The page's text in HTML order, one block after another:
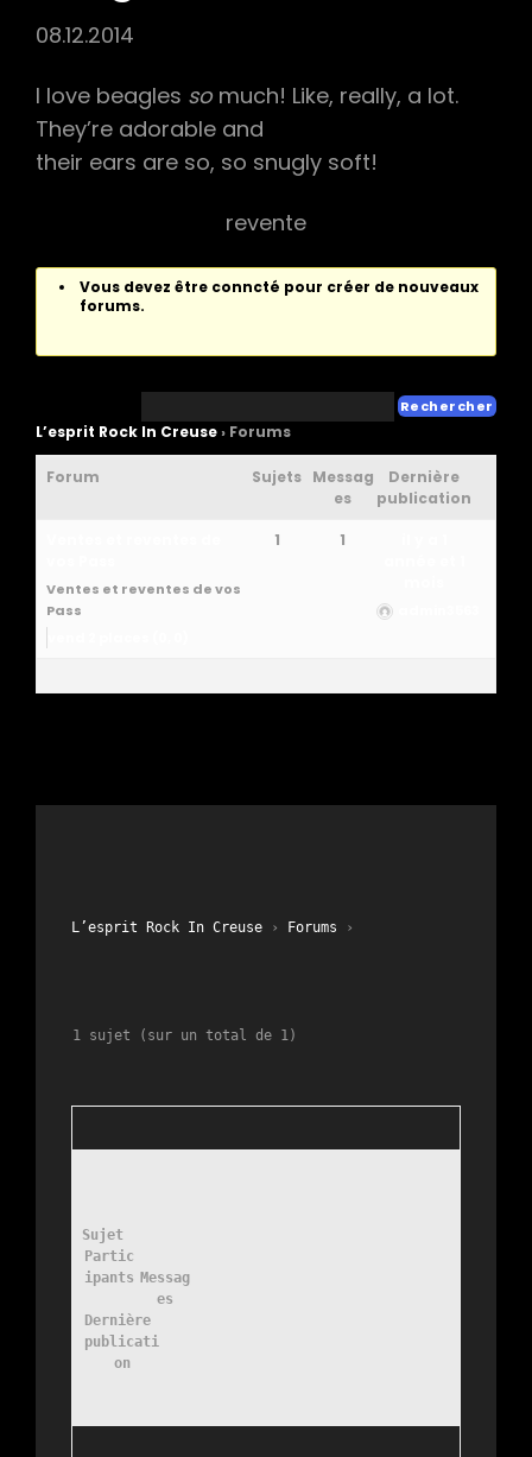
08.12.2014
I love beagles so much! Like, really, a lot.
They’re adorable and
their ears are so, so snugly soft!
revente
Vous devez être conncté pour créer de nouveaux
forums.
L’esprit Rock In Creuse› Forums
Forum Sujets Messag
es
Dernière
publication
Ventes et reventes de vos
Pass
1 1
L’esprit Rock In Creuse › Forums ›
1 sujet (sur un total de 1)
Sujet
Partic
ipants Messag
es
Dernière
publicati
on